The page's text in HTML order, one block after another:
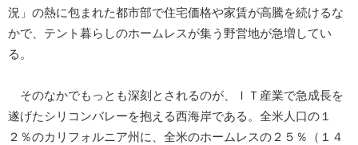
況」の熱に包まれた都市部で住宅価格や家賃が高騰を続けるな
かで、テント暮らしのホームレスが集う野営地が急増してい
る。
そのなかでもっとも深刻とされるのが、ＩＴ産業で急成長を
遂げたシリコンバレーを抱える西海岸である。全米人口の１
２％のカリフォルニア州に、全米のホームレスの２５％（１４